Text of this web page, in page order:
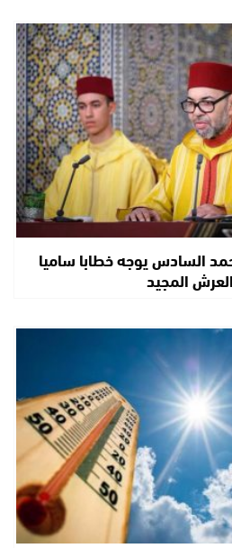
السادس يوجه خطابا ساميا
المجيد